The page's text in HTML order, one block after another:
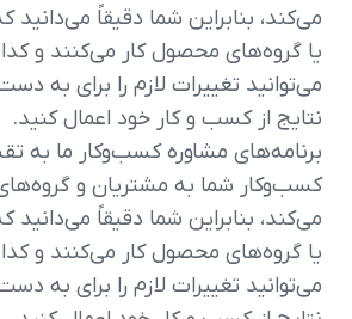
می‌کند، بنابراین شما دقیقاً می‌دانید
یا گروه‌های محصول کار می‌کنند و
می‌توانید تغییرات لازم را برای به
نتایج از کسب و کار خود اعمال کنید.
برنامه‌های مشاوره کسب‌وکار ما به
کسب‌وکار شما به مشتریان و
می‌کند، بنابراین شما دقیقاً می‌دانید
یا گروه‌های محصول کار می‌کنند و
می‌توانید تغییرات لازم را برای به